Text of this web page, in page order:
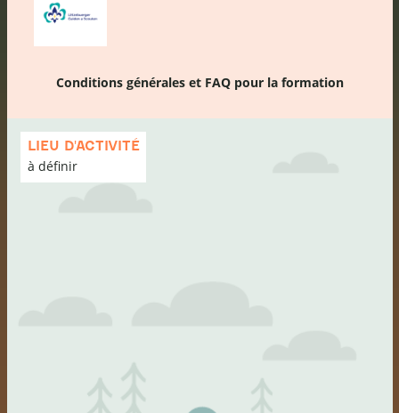
Conditions générales et FAQ pour la formation
LIEU D'ACTIVITÉ
à définir
Passer
carte